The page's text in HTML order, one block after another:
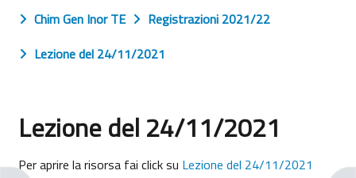
Chim Gen Inor TE
Registrazioni 2021/22
Lezione del 24/11/2021
Lezione del 24/11/2021
Aggregazione dei criteri
Per aprire la risorsa fai click su Lezione del 24/11/2021